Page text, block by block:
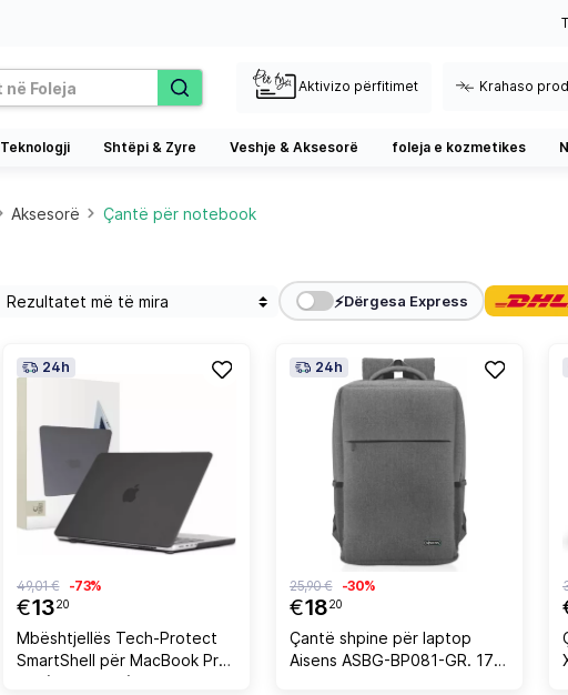
Aktivizo përfitimet Krahaso
Teknologji Shtëpi & Zyre Veshje & Aksesorë foleja e kozmetikes
Aksesorë Çantë për notebook
⚡Dërgesa Express
24h
€1320
49,01 € -73%
Mbështjellës Tech-Protect
SmartShell për MacBook Pro
16" (M1/M2/M3) 2021-2023, i
24h
€1820
25,90 € -30%
Çantë shpine për laptop
Aisens ASBG-BP081-GR. 17",